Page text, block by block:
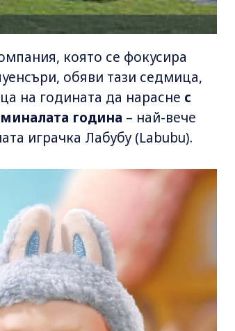
която се фокусира
обяви тази седмица,
на годината да нарасне с
година – най-вече
играчка Лабубу (Labubu).